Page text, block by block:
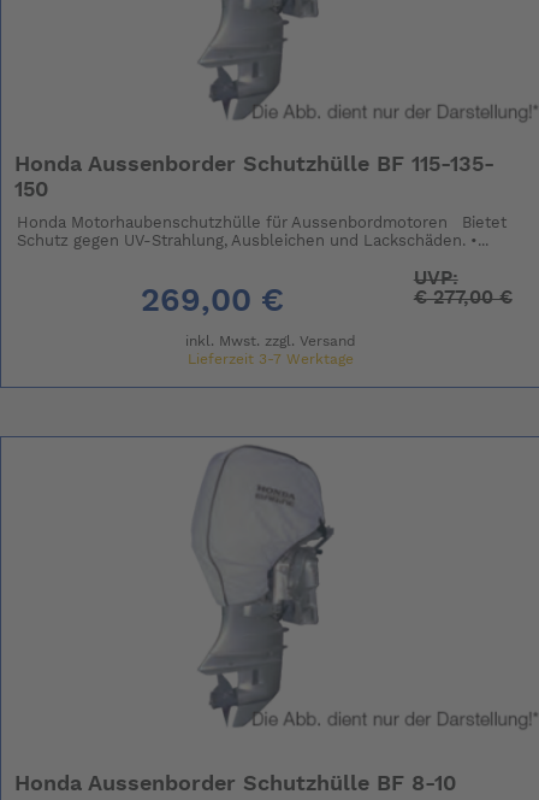
Honda Aussenborder Schutzhülle BF 115-135-
150
Honda Motorhaubenschutzhülle für Aussenbordmotoren Bietet
Schutz gegen UV-Strahlung, Ausbleichen und Lackschäden. •...
269,00 €
UVP:
€277,00 €
inkl. Mwst. zzgl. Versand
Lieferzeit 3-7 Werktage
Honda Aussenborder Schutzhülle BF 8-10